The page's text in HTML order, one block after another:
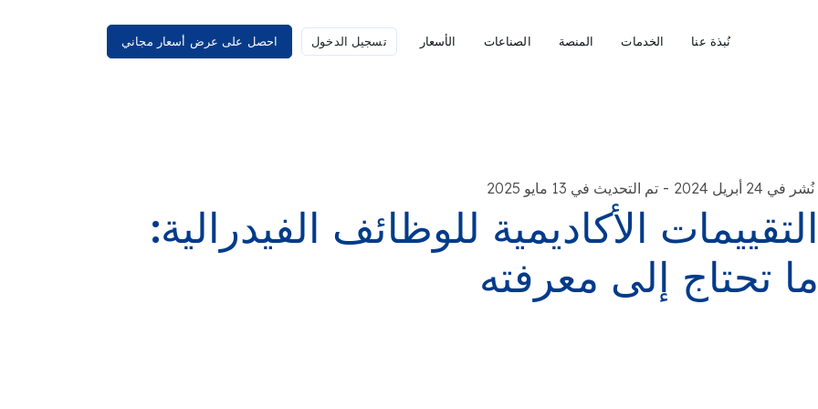
نُبذة عنا الخدمات المنصة الصناعات الأسعار تسجيل الدخول احصل على عرض أسعار مجاني
نُشر في 24 أبريل 2024 - تم التحديث في 13 مايو 2025
التقييمات الأكاديمية للوظائف الفيدرالية:
ما تحتاج إلى معرفته